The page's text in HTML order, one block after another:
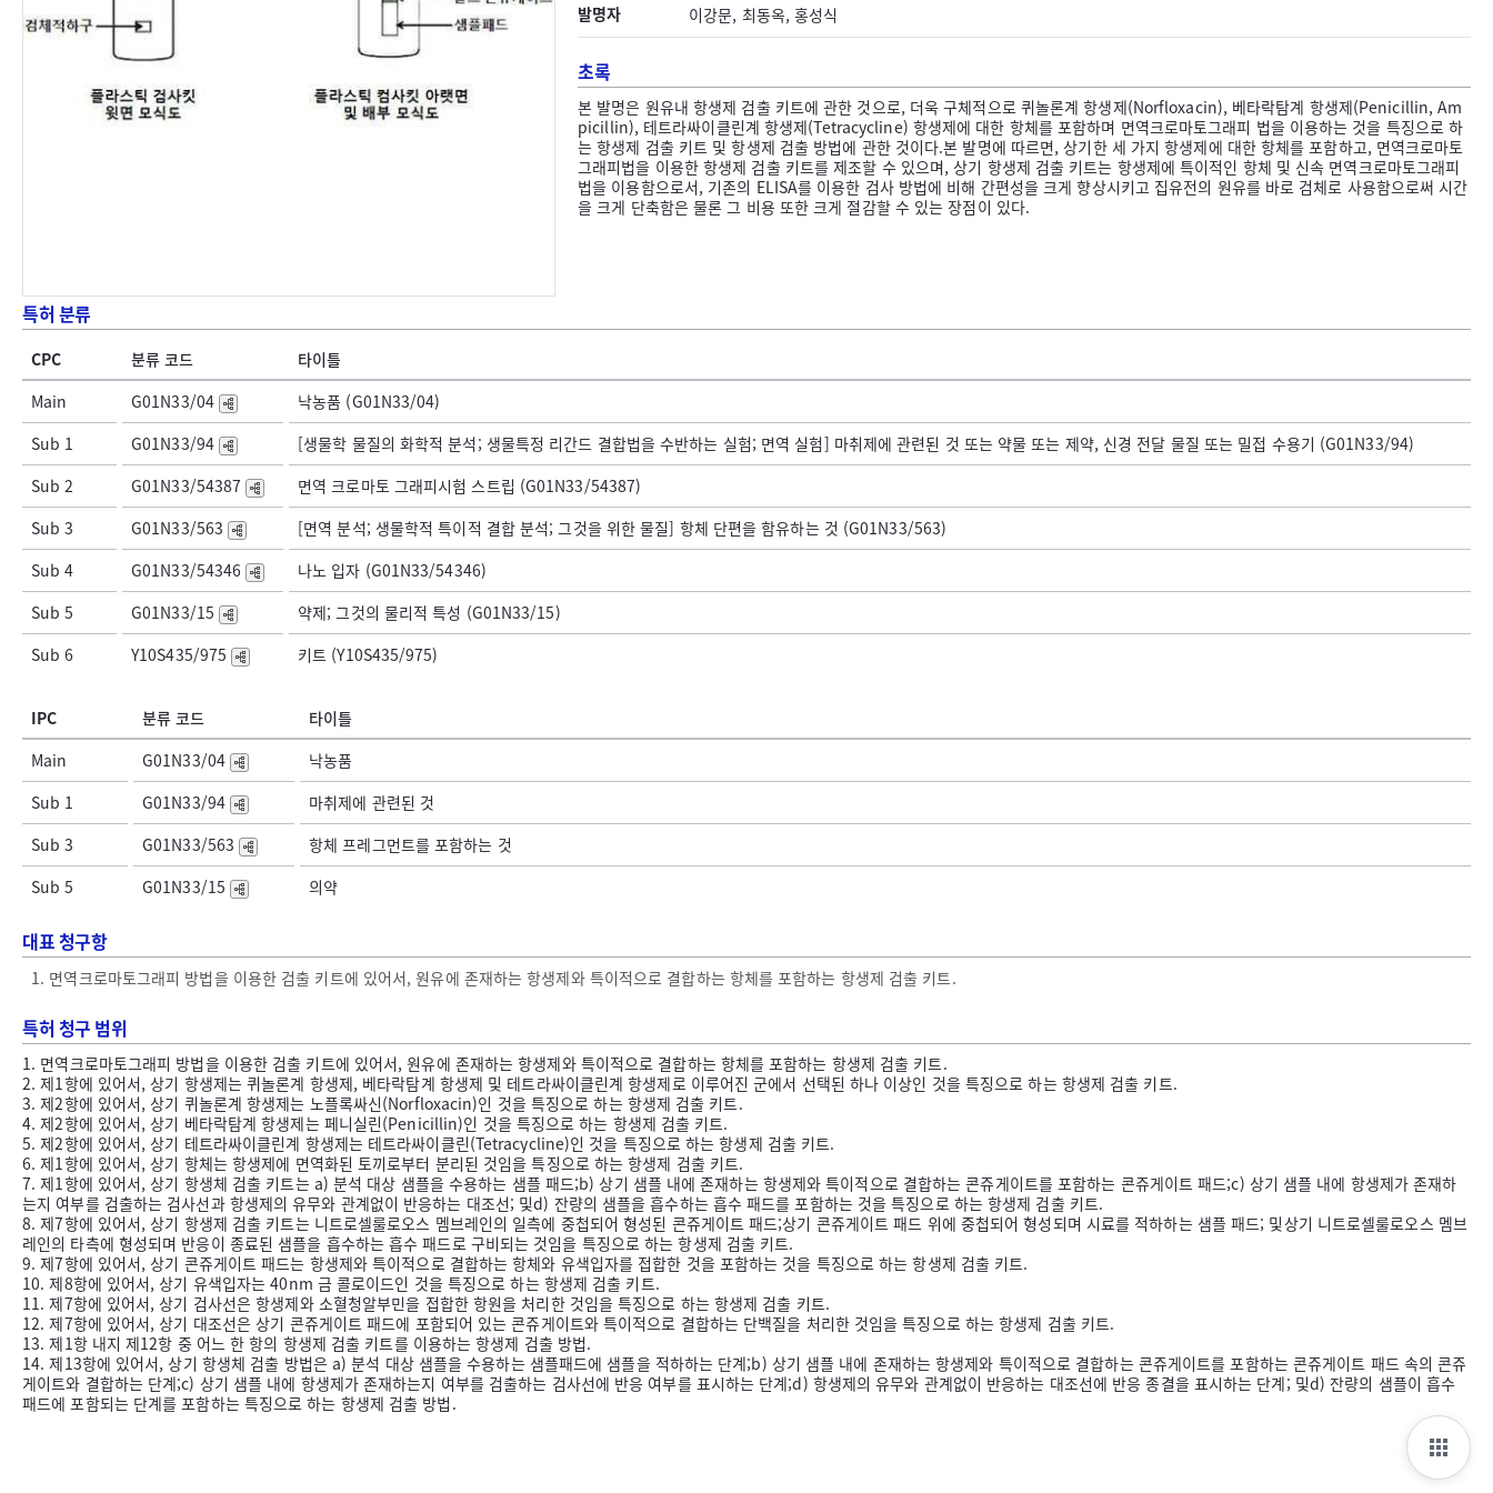
발명자 이강문, 최동옥, 홍성식
초록
본 발명은 원유내 항생제 검출 키트에 관한 것으로, 더욱 구체적으로 퀴놀론계 항생제(Norfloxacin), 베타락탐계 항생제(Penicillin, Am
picillin), 테트라싸이클린계 항생제(Tetracycline) 항생제에 대한 항체를 포함하며 면역크로마토그래피 법을 이용하는 것을 특징으로 하
는 항생제 검출 키트 및 항생제 검출 방법에 관한 것이다.본 발명에 따르면, 상기한 세 가지 항생제에 대한 항체를 포함하고, 면역크로마토
그래피법을 이용한 항생제 검출 키트를 제조할 수 있으며, 상기 항생제 검출 키트는 항생제에 특이적인 항체 및 신속 면역크로마토그래피
법을 이용함으로서, 기존의 ELISA를 이용한 검사 방법에 비해 간편성을 크게 향상시키고 집유전의 원유를 바로 검체로 사용함으로써 시간
을 크게 단축함은 물론 그 비용 또한 크게 절감할 수 있는 장점이 있다.
특허 분류
CPC 분류 코드
타이틀
Main
G01N33/04
낙농품 (G01N33/04)
Sub 1
G01N33/94
[생물학 물질의 화학적 분석; 생물특정 리간드 결합법을 수반하는 실험; 면역 실험] 마취제에 관련된 것 또는 약물 또는 제약, 신경 전달 물질 또는 밀접 수용기 (G01N33/94)
Sub 2
G01N33/54387
면역 크로마토 그래피시험 스트립 (G01N33/54387)
Sub 3
G01N33/563
[면역 분석; 생물학적 특이적 결합 분석; 그것을 위한 물질] 항체 단편을 함유하는 것 (G01N33/563)
Sub 4
G01N33/54346
나노 입자 (G01N33/54346)
Sub 5
G01N33/15
약제; 그것의 물리적 특성 (G01N33/15)
Sub 6
Y10S435/975 키트 (Y10S435/975)
IPC 분류 코드
타이틀
Main
G01N33/04
낙농품
Sub 1
G01N33/94
마취제에 관련된 것
Sub 3
G01N33/563
항체 프레그먼트를 포함하는 것
Sub 5
G01N33/15 의약
대표 청구항
1. 면역크로마토그래피 방법을 이용한 검출 키트에 있어서, 원유에 존재하는 항생제와 특이적으로 결합하는 항체를 포함하는 항생제 검출 키트.
특허 청구 범위
1. 면역크로마토그래피 방법을 이용한 검출 키트에 있어서, 원유에 존재하는 항생제와 특이적으로 결합하는 항체를 포함하는 항생제 검출 키트.
2. 제1항에 있어서, 상기 항생제는 퀴놀론계 항생제, 베타락탐계 항생제 및 테트라싸이클린계 항생제로 이루어진 군에서 선택된 하나 이상인 것을 특징으로 하는 항생제 검출 키트.
3. 제2항에 있어서, 상기 퀴놀론계 항생제는 노플록싸신(Norfloxacin)인 것을 특징으로 하는 항생제 검출 키트.
4. 제2항에 있어서, 상기 베타락탐계 항생제는 페니실린(Penicillin)인 것을 특징으로 하는 항생제 검출 키트.
5. 제2항에 있어서, 상기 테트라싸이클린계 항생제는 테트라싸이클린(Tetracycline)인 것을 특징으로 하는 항생제 검출 키트.
6. 제1항에 있어서, 상기 항체는 항생제에 면역화된 토끼로부터 분리된 것임을 특징으로 하는 항생제 검출 키트.
7. 제1항에 있어서, 상기 항생체 검출 키트는 a) 분석 대상 샘플을 수용하는 샘플 패드;b) 상기 샘플 내에 존재하는 항생제와 특이적으로 결합하는 콘쥬게이트를 포함하는 콘쥬게이트 패드;c) 상기 샘플 내에 항생제가 존재하
는지 여부를 검출하는 검사선과 항생제의 유무와 관계없이 반응하는 대조선; 및d) 잔량의 샘플을 흡수하는 흡수 패드를 포함하는 것을 특징으로 하는 항생제 검출 키트.
8. 제7항에 있어서, 상기 항생제 검출 키트는 니트로셀룰로오스 멤브레인의 일측에 중첩되어 형성된 콘쥬게이트 패드;상기 콘쥬게이트 패드 위에 중첩되어 형성되며 시료를 적하하는 샘플 패드; 및상기 니트로셀룰로오스 멤브
레인의 타측에 형성되며 반응이 종료된 샘플을 흡수하는 흡수 패드로 구비되는 것임을 특징으로 하는 항생제 검출 키트.
9. 제7항에 있어서, 상기 콘쥬게이트 패드는 항생제와 특이적으로 결합하는 항체와 유색입자를 접합한 것을 포함하는 것을 특징으로 하는 항생제 검출 키트.
10. 제8항에 있어서, 상기 유색입자는 40nm 금 콜로이드인 것을 특징으로 하는 항생제 검출 키트.
11. 제7항에 있어서, 상기 검사선은 항생제와 소혈청알부민을 접합한 항원을 처리한 것임을 특징으로 하는 항생제 검출 키트.
12. 제7항에 있어서, 상기 대조선은 상기 콘쥬게이트 패드에 포함되어 있는 콘쥬게이트와 특이적으로 결합하는 단백질을 처리한 것임을 특징으로 하는 항생제 검출 키트.
13. 제1항 내지 제12항 중 어느 한 항의 항생제 검출 키트를 이용하는 항생제 검출 방법.
14. 제13항에 있어서, 상기 항생체 검출 방법은 a) 분석 대상 샘플을 수용하는 샘플패드에 샘플을 적하하는 단계;b) 상기 샘플 내에 존재하는 항생제와 특이적으로 결합하는 콘쥬게이트를 포함하는 콘쥬게이트 패드 속의 콘쥬
게이트와 결합하는 단계;c) 상기 샘플 내에 항생제가 존재하는지 여부를 검출하는 검사선에 반응 여부를 표시하는 단계;d) 항생제의 유무와 관계없이 반응하는 대조선에 반응 종결을 표시하는 단계; 및d) 잔량의 샘플이 흡수
패드에 포함되는 단계를 포함하는 특징으로 하는 항생제 검출 방법.